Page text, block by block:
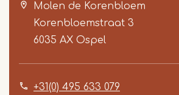
Molen de Korenbloem
Korenbloemstraat 3
6035 AX Ospel
+31(0) 495 633 079